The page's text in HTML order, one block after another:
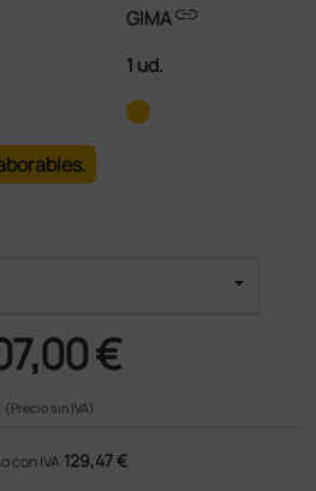
GIMAlink
1 ud.
€
(Precio sin IVA)
con IVA 129,47 €